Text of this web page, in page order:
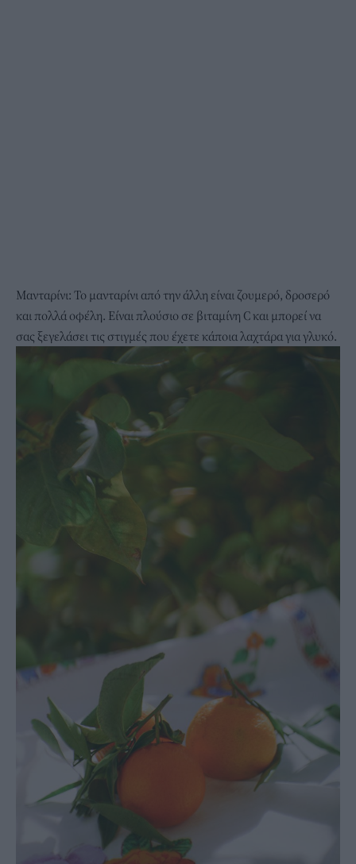
Μανταρίνι: Το μανταρίνι από την άλλη είναι ζουμερό, δροσερό
και πολλά οφέλη. Είναι πλούσιο σε βιταμίνη C και μπορεί να
σας ξεγελάσει τις στιγμές που έχετε κάποια λαχτάρα για γλυκό.